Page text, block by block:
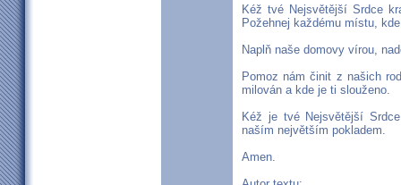
Kéž tvé Nejsvětější Srdce
Požehnej každému místu,
Naplň naše domovy vírou,
Pomoz nám činit z našich
milován a kde je ti slouženo.
Kéž je tvé Nejsvětější
naším největším pokladem.
Amen.